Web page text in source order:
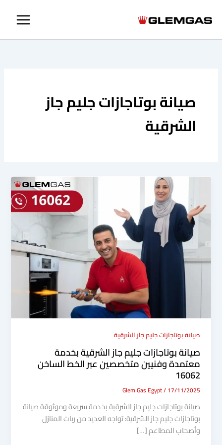
صيانة بوتاجازات جليم جاز
الشرقية
صيانة بوتاجازات جليم جاز الشرقية
صيانة بوتاجازات جليم جاز الشرقية بخدمة
معتمدة وفنيين متخصصين عبر الخط الساخن
16062
Glem Gas Egypt/17/11/2025
صيانة بوتاجازات جليم جاز الشرقية بخدمة سريعة وموثوقة صيانة
بوتاجازات جليم جاز الشرقية: تواجه العديد من ربات المنازل
وأصحاب المطاعم […]